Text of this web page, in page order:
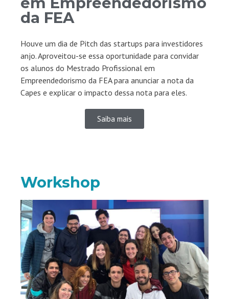
da FEA
Houve um dia de Pitch das startups para investidores
anjo. Aproveitou-se essa oportunidade para convidar
os alunos do Mestrado Profissional em
Empreendedorismo da FEA para anunciar a nota da
Capes e explicar o impacto dessa nota para eles.
Saiba mais
Workshop